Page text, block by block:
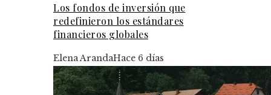
Los fondos de inversión que
redefinieron los estándares
financieros globales
Elena ArandaHace 6 días